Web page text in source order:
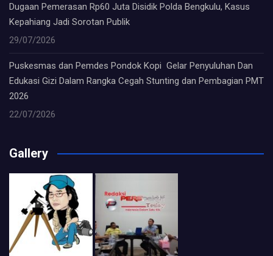
Dugaan Pemerasan Rp60 Juta Disidik Polda Bengkulu, Kasus
Kepahiang Jadi Sorotan Publik
29/07/2026
Puskesmas dan Pemdes Pondok Kopi Gelar Penyuluhan Dan
Edukasi Gizi Dalam Rangka Cegah Stunting dan Pembagian PMT
2026
22/07/2026
Gallery